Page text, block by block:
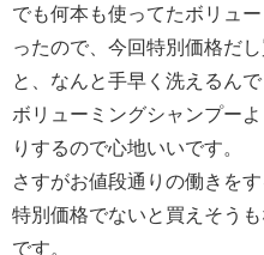
でも何本も使ってたボリュ
ったので、今回特別価格だ
と、なんと手早く洗えるん
ボリューミングシャンプー
りするので心地いいです。
さすがお値段通りの働きを
特別価格でないと買えそう
です。